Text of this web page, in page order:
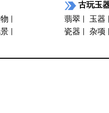
古玩玉
翡翠
玉器
瓷器
杂项